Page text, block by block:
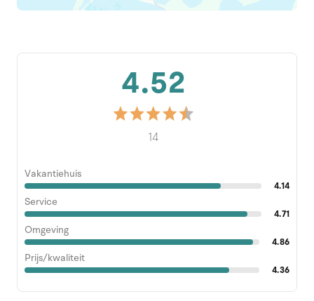
4.52
14
Vakantiehuis
4.14
Service
4.71
Omgeving
4.86
Prijs/kwaliteit
4.36